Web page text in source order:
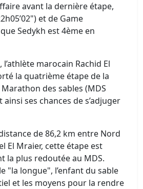
avant la dernière étape,
et de Game
Sedykh est 4ème en
l’athlète marocain Rachid El
la quatrième étape de la
des sables (MDS
ses chances de s’adjuger
de 86,2 km entre Nord
El Mraier, cette étape est
la plus redoutée au MDS.
"la longue", l’enfant du sable
et les moyens pour la rendre